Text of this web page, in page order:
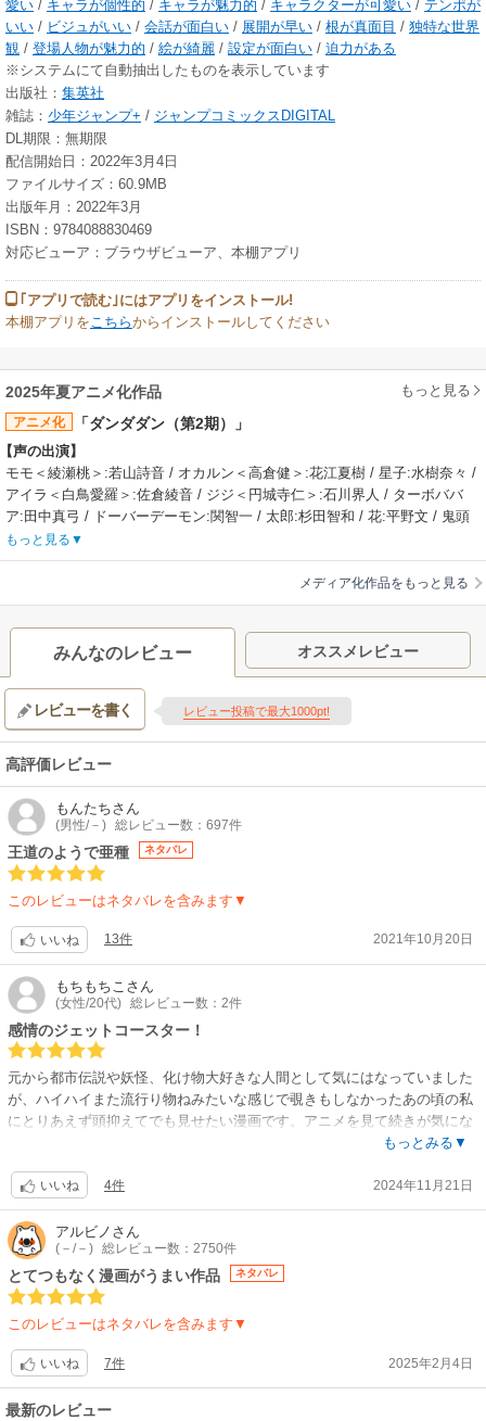
愛い / キャラが個性的 / キャラが魅力的 / キャラクターが可愛い / テンポが
いい / ビジュがいい / 会話が面白い / 展開が早い / 根が真面目 / 独特な世界
観 / 登場人物が魅力的 / 絵が綺麗 / 設定が面白い / 迫力がある
※システムにて自動抽出したものを表示しています
出版社： 集英社
雑誌： 少年ジャンプ+ / ジャンプコミックスDIGITAL
DL期限：無期限
配信開始日：2022年3月4日
ファイルサイズ：60.9MB
出版年月：2022年3月
ISBN：9784088830469
対応ビューア：ブラウザビューア、本棚アプリ
｢アプリで読む｣にはアプリをインストール!
本棚アプリを こちらからインストールしてください
2025年夏アニメ化作品 もっと見る
アニメ化 「ダンダダン（第2期）」
声の出演】
モモ＜綾瀬桃＞:若山詩音 / オカルン＜高倉健＞:花江夏樹 / 星子:水樹奈々 /
アイラ＜白鳥愛羅＞:佐倉綾音 / ジジ＜円城寺仁＞:石川界人 / ターボババ
ア:田中真弓 / ドーバーデーモン:関智一 / 太郎:杉田智和 / 花:平野文 / 鬼頭
ナキ:磯辺万沙子 / 邪視:田村睦心
制作会社】
スタッフ情報】
原作:龍幸伸（「少年ジャンプ＋」集英社刊）
監督:山代風我、Abel Gongora
シリーズ構成・脚本:瀬古浩司 / 音楽:牛尾憲輔 / キャラクターデザイン:恩
田尚之 / 宇宙人・妖怪デザイン:亀田祥倫 / 色彩設計:橋本賢、近藤牧穂 / 美
術監督:東潤一 / 撮影監督:出水田和人 / 編集:廣瀬清志 / 音響監督:木村絵理
子
音楽】
OP:アイナ・ジ・エンド「革命道中」
関連リンク】
公式サイト「ダンダダン（第2期）」
もっと見る
メディア化作品をもっと見る
みんなのレビュー オススメレビュー
レビューを書く レビュー投稿で最大1000pt!
高評価レビュー
もんたちさん
(男性/－) 総レビュー数：697件
王道のようで亜種 ネタバレ
このレビューはネタバレを含みます▼
いいね 13件 2021年10月20日
もちもちこ さん
(女性/20代) 総レビュー数：2件
感情のジェットコースター！
元から都市伝説や妖怪、化け物大好きな人間として気にはなっていました
が、ハイハイまた流行り物ねみたいな感じで覗きもしなかったあの頃の私
にとりあえず頭抑えてでも見せたい漫画です。アニメを見て続きが気にな
りすぎて購入に至りました。最近はずっとマイナー？な本しか読んでいな
話の辻褄？合わせが本当に綺麗で尚且つ面白いです。
まさかこんな自分が好きな内容の好きな絵柄の物があるとは思っておらず
ホント読んでなかったことを今、大後悔しています。
笑いと恋愛的要素と怪異が見事なバランスで描かれています。和風妖怪好
きですが、ホント凄いビックリしてます。ほんとこんな面白い漫画あって
いいのかと…。私が選ぶ漫画がそうなのか、和風、妖怪、みたいになって
す。いい意味で期待を裏切られました。
先程からサクラみたいな感想しか書いてないですが！
読もうか悩んでいる都市伝説、オカルト好きな方はとりあえず見て欲しい
もっとみる▼
いいね 4件 2024年11月21日
アルビノ さん
(－/－) 総レビュー数：2750件
とてつもなく漫画がうまい作品 ネタバレ
このレビューはネタバレを含みます▼
いいね 7件 2025年2月4日
最新のレビュー